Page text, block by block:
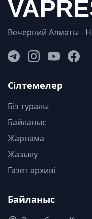
Вечерний Алматы -
Сілтемелер
Біз туралы
Байланыс
Жарнама
Жазылу
Газет архиві
Байланыс